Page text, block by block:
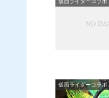
仮面ライダーコラボ
仮面ライダーコラボ